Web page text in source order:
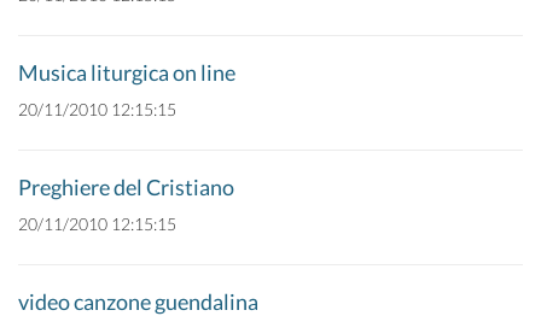
Musica liturgica on line
20/11/2010 12:15:15
Preghiere del Cristiano
20/11/2010 12:15:15
video canzone guendalina